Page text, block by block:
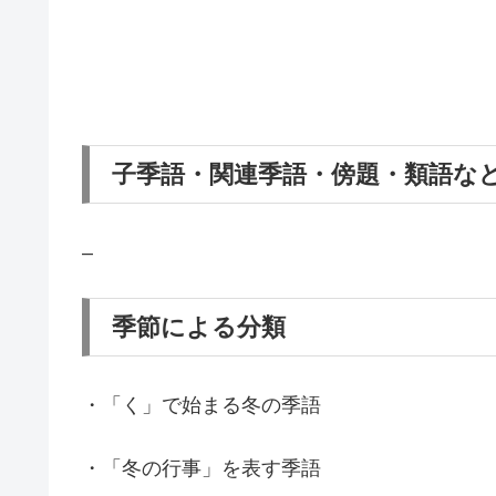
子季語・関連季語・傍題・類語な
–
季節による分類
・「く」で始まる冬の季語
・「冬の行事」を表す季語